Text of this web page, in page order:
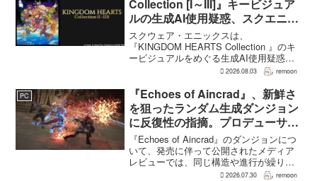
Collection [I～III]』キービジュア
ルの生成AI使用疑惑、スクエニが
否定――不自然な描写は「人為的
ミス」
スクウェア・エニックスは、
『KINGDOM HEARTS Collection 』のキ
ービジュアルをめぐる生成AI使用疑惑に
ついて、問題となったアセットは開発チ
不自然な箇所は「人為的ミス」によるも
のだと...
2026.08.03 remoon
PC
『Echoes of Aincrad』、新鮮さ
を狙ったランダム生成ダンジョン
に反復性の指摘。プロデューサー
は発売前に採用理由を説明
『Echoes of Aincrad』のダンジョンにつ
いて、発売に伴って公開されたメディア
レビューでは、同じ構造や進行が繰り返
されるとの評価が出ている。発売前の7月
2026.07.30 remoon